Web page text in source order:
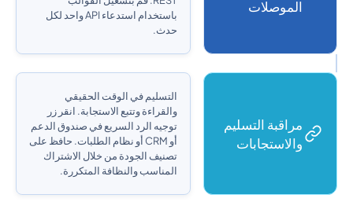
الموصلات
باستخدام استدعاء API واحد لكل
حدث.
مراقبة التسليم
والاستجابات
التسليم في الوقت الحقيقي
والقراءة وتتبع الاستجابة. انقر زر
توجيه الرد السريع في صندوق الدعم
أو CRM أو نظام الطلبات. حافظ على
تصنيف الجودة من خلال الاشتراك
المناسب والنظافة المتكررة.